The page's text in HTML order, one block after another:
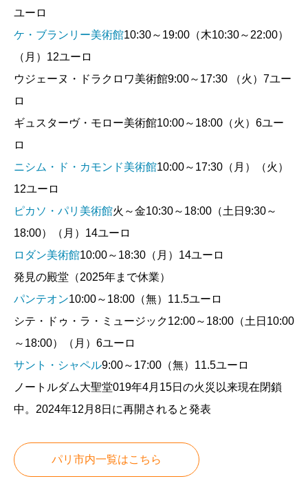
ユーロ
ケ・ブランリー美術館10:30～19:00（木10:30～22:00）
（月）12ユーロ
ウジェーヌ・ドラクロワ美術館9:00～17:30 （火）7ユー
ロ
ギュスターヴ・モロー美術館10:00～18:00（火）6ユー
ロ
ニシム・ド・カモンド美術館10:00～17:30（月）（火）
12ユーロ
ピカソ・パリ美術館火～金10:30～18:00（土日9:30～
18:00）（月）14ユーロ
ロダン美術館10:00～18:30（月）14ユーロ
発見の殿堂（2025年まで休業）
パンテオン10:00～18:00（無）11.5ユーロ
シテ・ドゥ・ラ・ミュージック12:00～18:00（土日10:00
～18:00）（月）6ユーロ
サント・シャペル9:00～17:00（無）11.5ユーロ
ノートルダム大聖堂019年4月15日の火災以来現在閉鎖
中。2024年12月8日に再開されると発表
パリ市内一覧はこちら